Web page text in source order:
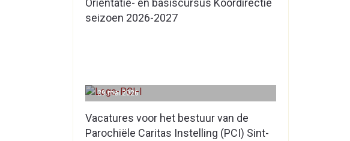
Oriëntatie- en basiscursus Koordirectie
seizoen 2026-2027
Vacatures voor het bestuur van de
Parochiële Caritas Instelling (PCI) Sint-
29 mei 2026